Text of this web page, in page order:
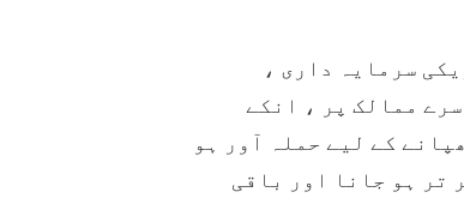
سرمایہ داری ،
ممالک پر ، انکے
کے لیے حملہ آور ہو
تر ہو جانا اور باقی